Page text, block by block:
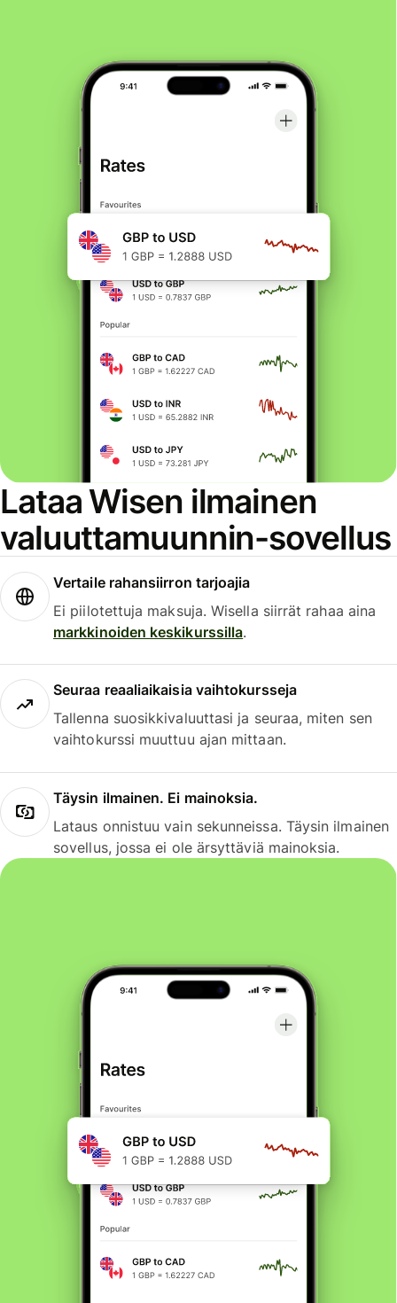
Lataa Wisen ilmainen
valuuttamuunnin-sovellus
Vertaile rahansiirron tarjoajia
Ei piilotettuja maksuja. Wisella siirrät rahaa aina
markkinoiden keskikurssilla.
Seuraa reaaliaikaisia vaihtokursseja
Tallenna suosikkivaluuttasi ja seuraa, miten sen
vaihtokurssi muuttuu ajan mittaan.
Täysin ilmainen. Ei mainoksia.
Lataus onnistuu vain sekunneissa. Täysin ilmainen
sovellus, jossa ei ole ärsyttäviä mainoksia.